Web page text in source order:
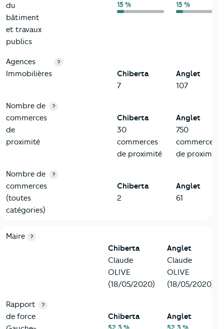
du
bâtiment
et travaux
publics
15 % 15 %
Agences
Immobilières
?
Chiberta
7
Anglet
107
Nombre de
commerces
de
proximité
?
Chiberta
30
commerces
de proximité
Anglet
750
commerces
de proximité
Nombre de
commerces
(toutes
catégories)
?
Chiberta
2
Anglet
61
6-Politique
Critères
Maire ?
Chiberta
Claude
OLIVE
(18/05/2020)
Anglet
Claude
OLIVE
(18/05/2020)
Rapport
de force
?
Chiberta Anglet